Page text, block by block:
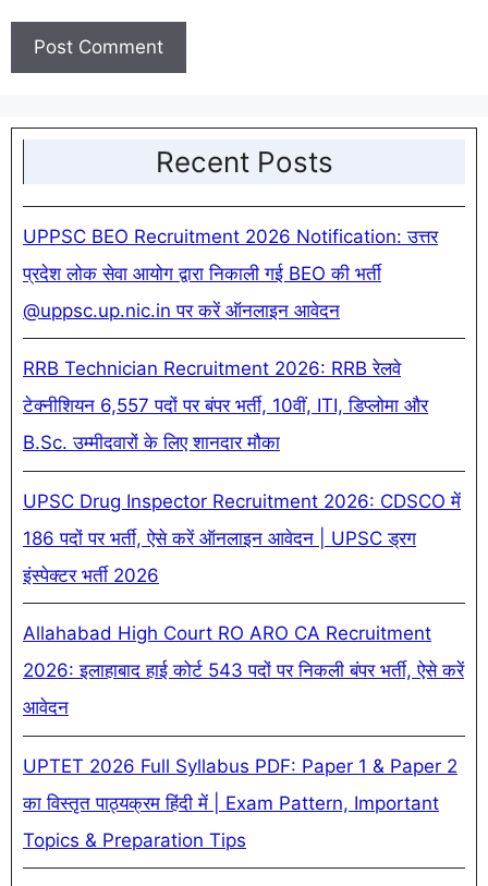
Recent Posts
UPPSC BEO Recruitment 2026 Notification: उत्तर
प्रदेश लोक सेवा आयोग द्वारा निकाली गई BEO की भर्ती
@uppsc.up.nic.in पर करें ऑनलाइन आवेदन
RRB Technician Recruitment 2026: RRB रेलवे
टेक्नीशियन 6,557 पदों पर बंपर भर्ती, 10वीं, ITI, डिप्लोमा और
B.Sc. उम्मीदवारों के लिए शानदार मौका
UPSC Drug Inspector Recruitment 2026: CDSCO में
186 पदों पर भर्ती, ऐसे करें ऑनलाइन आवेदन | UPSC ड्रग
इंस्पेक्टर भर्ती 2026
Allahabad High Court RO ARO CA Recruitment
2026: इलाहाबाद हाई कोर्ट 543 पदों पर निकली बंपर भर्ती, ऐसे करें
आवेदन
UPTET 2026 Full Syllabus PDF: Paper 1 & Paper 2
का विस्तृत पाठ्यक्रम हिंदी में | Exam Pattern, Important
Topics & Preparation Tips